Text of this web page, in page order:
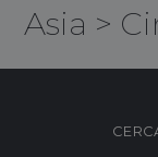
Asia >